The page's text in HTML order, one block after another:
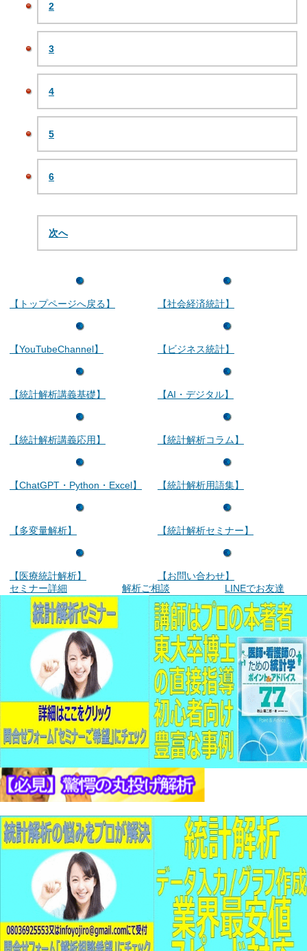
2
3
4
5
6
次へ
【トップページへ戻る】
【YouTubeChannel】
【統計解析講義基礎】
【統計解析講義応用】
【ChatGPT・Python・Excel】
【多変量解析】
【医療統計解析】
【社会経済統計】
【ビジネス統計】
【AI・デジタル】
【統計解析コラム】
【統計解析用語集】
【統計解析セミナー】
【お問い合わせ】
セミナー詳細
解析ご相談 LINEでお友達